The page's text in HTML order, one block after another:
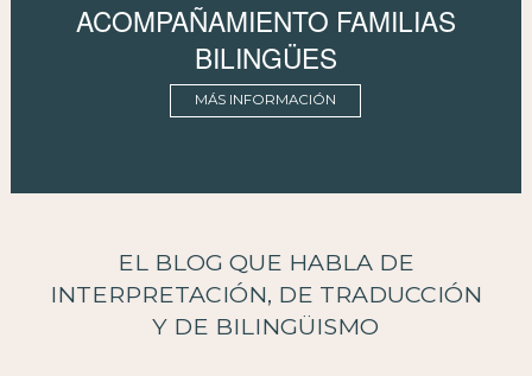
ACOMPAÑAMIENTO FAMILIAS
BILINGÜES
MÁS INFORMACIÓN
EL BLOG QUE HABLA DE
INTERPRETACIÓN, DE TRADUCCIÓN
Y DE BILINGÜISMO